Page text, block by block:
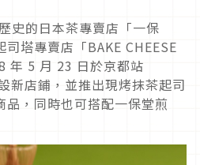
史的日本茶專賣店「一保
塔專賣店「BAKE CHEESE
年 5 月 23 日於京都站
新店鋪，並推出現烤抹茶起司
品，同時也可搭配一保堂煎